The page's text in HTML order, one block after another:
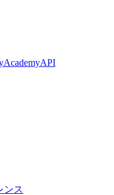
AcademyAPI
ンス